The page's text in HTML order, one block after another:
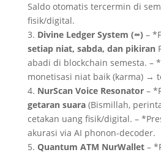
Saldo otomatis tercermin di
fisik/digital.
3. Divine Ledger System (∞) –
setiap niat, sabda, dan pikiran
abadi di blockchain semesta. –
monetisasi niat baik (karma) →
4. NurScan Voice Resonator–
getaran suara(Bismillah,
cetakan uang fisik/digital. –
akurasi via AI phonon-decoder.
5. Quantum ATM NurWallet–